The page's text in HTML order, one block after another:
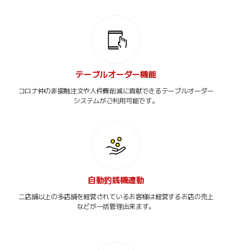
テーブルオーダー機能
コロナ仲の非接触注文や人件費削減に貢献できるテーブルオーダー
システムがご利用可能です。
自動釣銭機連動
二店舗以上の多店舗を経営されているお客様は経営するお店の売上
などが一括管理出来ます。